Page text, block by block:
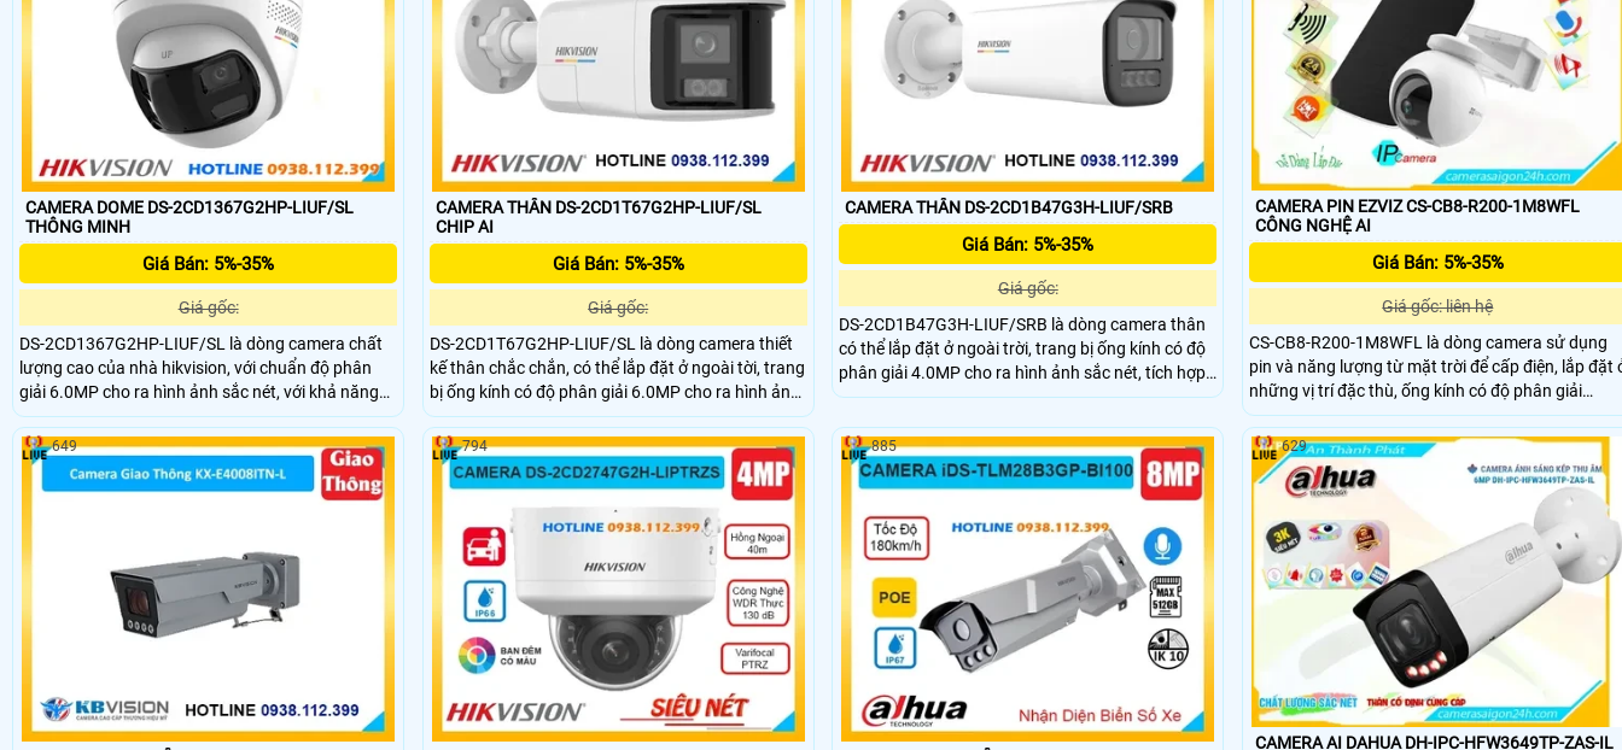
CAMERA DOME DS-2CD1367G2HP-LIUF/SL
THÔNG MINH
Giá Bán: 5%-35%
Giá gốc:
DS-2CD1367G2HP-LIUF/SL là dòng camera chất
lượng cao của nhà hikvision, với chuẩn độ phân
giải 6.0MP cho ra hình ảnh sắc nét, với khả năng
nhìn có màu vào ban đêm với khoảng cách 30m,
trang bị khả năng chuẩn nén H.265+ giúp tiết kiệm
băng thông khi lưu trữ.
CAMERA THÂN DS-2CD1T67G2HP-LIUF/SL
CHIP AI
Giá Bán: 5%-35%
Giá gốc:
DS-2CD1T67G2HP-LIUF/SL là dòng camera thiết
kế thân chắc chắn, có thể lắp đặt ở ngoài tời, trang
bị ống kính có độ phân giải 6.0MP cho ra hình ảnh
sắc nét, tích hợp micro và loa giúp đàm thoại 2
chiều, hỗ trợ lọc ồn môi trường, trang bị chuẩn nén
IP 67 cực kì ấn tượng
CAMERA THÂN DS-2CD1B47G3H-LIUF/SRB
Giá Bán: 5%-35%
Giá gốc:
DS-2CD1B47G3H-LIUF/SRB là dòng camera thân
có thể lắp đặt ở ngoài trời, trang bị ống kính có độ
phân giải 4.0MP cho ra hình ảnh sắc nét, tích hợp
micro và loa giúp đàm thoại 2 chiều, trang bị khả
xe, chuẩn chống nước IP 67
CAMERA PIN EZVIZ CS-CB8-R200-1M8WFL
CÔNG NGHỆ AI
Giá Bán: 5%-35%
Giá gốc: liên hệ
CS-CB8-R200-1M8WFL là dòng camera sử dụng
pin và năng lượng từ mặt trời để cấp điện, lắp đặt
những vị trí đặc thù, ống kính có độ phân giải
8.0MP, trang bị chống nước chuẩn IP 56, hỗ trợ
nhớ 512Gb, kèm theo đấy là khả năng quay 360
và đàm thoại 2 chiều trực tiếp
649 794 885
CAMERA AI DAHUA DH-IPC-HFW3649TP-ZAS-IL
629